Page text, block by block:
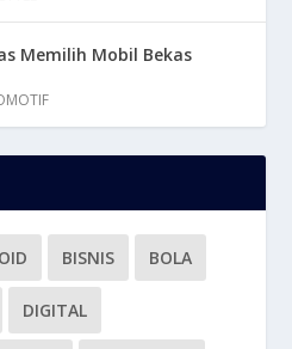
Memilih Mobil Bekas
BISNIS BOLA
DIGITAL